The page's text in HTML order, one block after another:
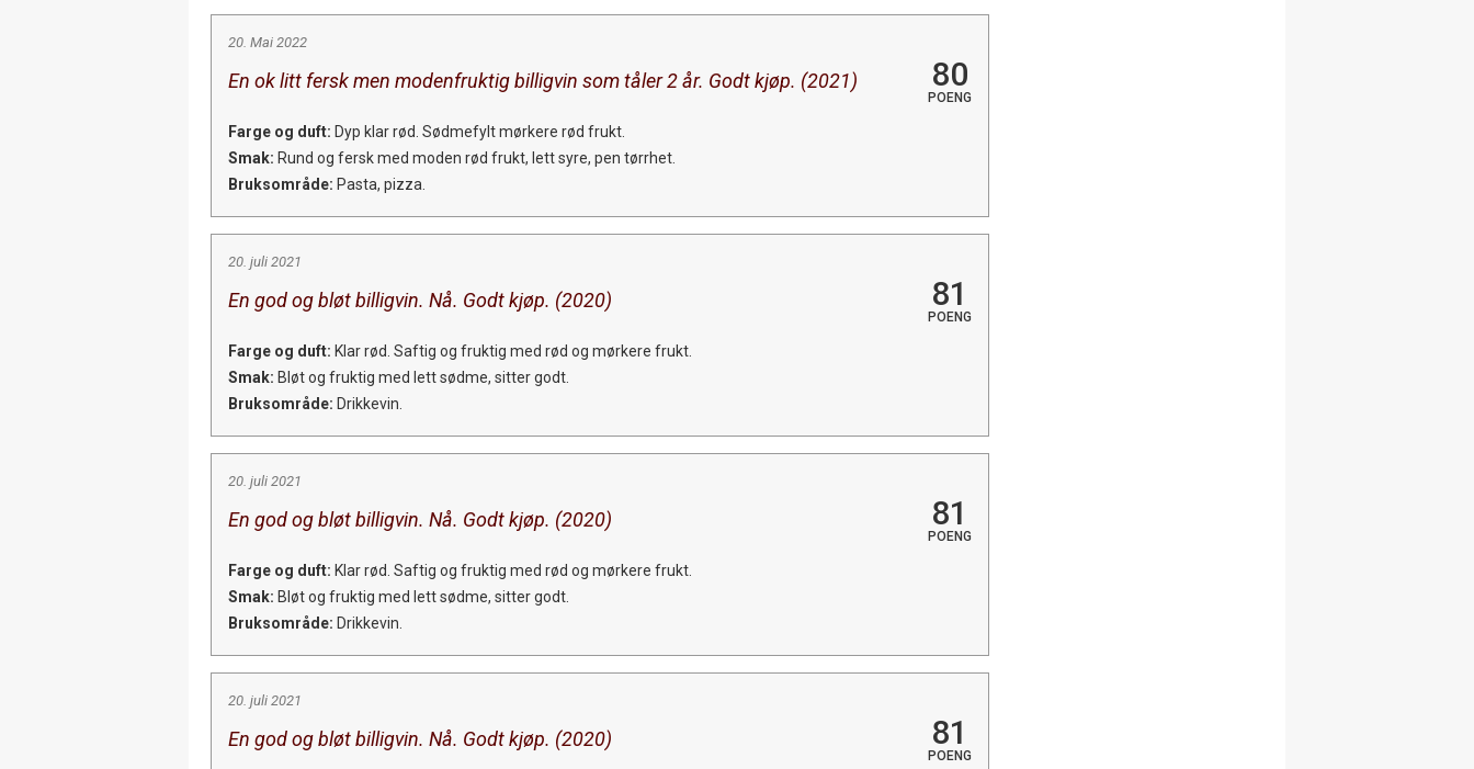
20. Mai 2022
En ok litt fersk men modenfruktig billigvin som tåler 2 år. Godt kjøp. (2021) 80
POENG
Farge og duft: Dyp klar rød. Sødmefylt mørkere rød frukt.
Smak: Rund og fersk med moden rød frukt, lett syre, pen tørrhet.
Bruksområde: Pasta, pizza.
20. juli 2021
En god og bløt billigvin. Nå. Godt kjøp. (2020) 81
POENG
Farge og duft: Klar rød. Saftig og fruktig med rød og mørkere frukt.
Smak: Bløt og fruktig med lett sødme, sitter godt.
Bruksområde: Drikkevin.
20. juli 2021
En god og bløt billigvin. Nå. Godt kjøp. (2020) 81
POENG
Farge og duft: Klar rød. Saftig og fruktig med rød og mørkere frukt.
Smak: Bløt og fruktig med lett sødme, sitter godt.
Bruksområde: Drikkevin.
20. juli 2021
En god og bløt billigvin. Nå. Godt kjøp. (2020) 81
POENG